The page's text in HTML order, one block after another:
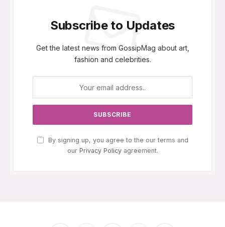
Subscribe to Updates
Get the latest news from GossipMag about art,
fashion and celebrities.
By signing up, you agree to the our terms and
our Privacy Policyagreement.